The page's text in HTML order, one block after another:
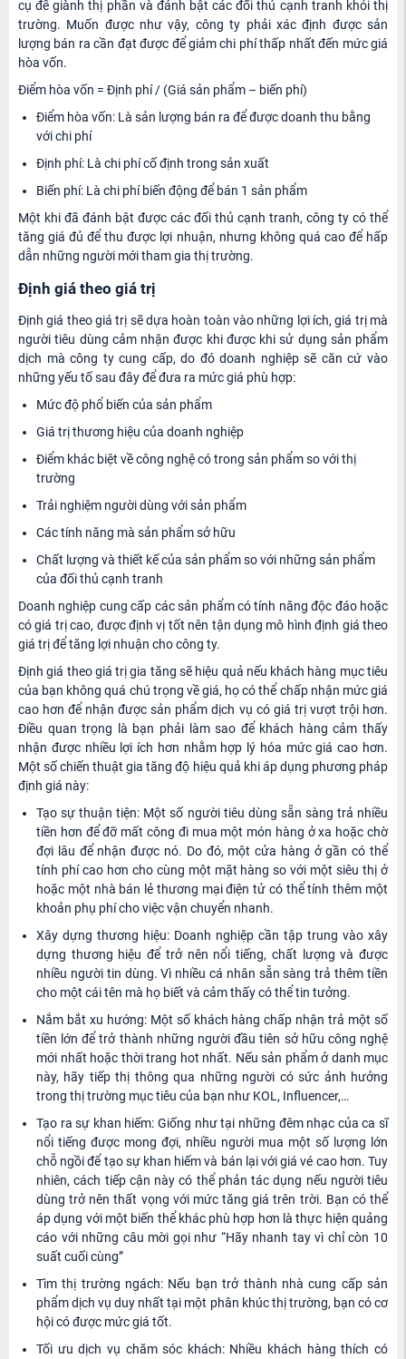
cụ để giành thị phần và đánh bật các đối thủ cạnh tranh khỏi thị
trường. Muốn được như vậy, công ty phải xác định được sản
lượng bán ra cần đạt được để giảm chi phí thấp nhất đến mức giá
hòa vốn.
Điểm hòa vốn = Định phí / (Giá sản phẩm – biến phí)
Điểm hòa vốn: Là sản lượng bán ra để được doanh thu bằng
với chi phí
Định phí: Là chi phí cố định trong sản xuất
Biến phí: Là chi phí biến động để bán 1 sản phẩm
Một khi đã đánh bật được các đối thủ cạnh tranh, công ty có thể
tăng giá đủ để thu được lợi nhuận, nhưng không quá cao để hấp
dẫn những người mới tham gia thị trường.
Định giá theo giá trị
Định giá theo giá trị sẽ dựa hoàn toàn vào những lợi ích, giá trị mà
người tiêu dùng cảm nhận được khi được khi sử dụng sản phẩm
dịch mà công ty cung cấp, do đó doanh nghiệp sẽ căn cứ vào
những yếu tố sau đây để đưa ra mức giá phù hợp:
Mức độ phổ biến của sản phẩm
Giá trị thương hiệu của doanh nghiệp
Điểm khác biệt về công nghệ có trong sản phẩm so với thị
trường
Trải nghiệm người dùng với sản phẩm
Các tính năng mà sản phẩm sở hữu
Chất lượng và thiết kế của sản phẩm so với những sản phẩm
của đối thủ cạnh tranh
Doanh nghiệp cung cấp các sản phẩm có tính năng độc đáo hoặc
có giá trị cao, được định vị tốt nên tận dụng mô hình định giá theo
giá trị để tăng lợi nhuận cho công ty.
Định giá theo giá trị gia tăng sẽ hiệu quả nếu khách hàng mục tiêu
của bạn không quá chú trọng về giá, họ có thể chấp nhận mức giá
cao hơn để nhận được sản phẩm dịch vụ có giá trị vượt trội hơn.
Điều quan trọng là bạn phải làm sao để khách hàng cảm thấy
nhận được nhiều lợi ích hơn nhằm hợp lý hóa mức giá cao hơn.
Một số chiến thuật gia tăng độ hiệu quả khi áp dụng phương pháp
định giá này:
Tạo sự thuận tiện: Một số người tiêu dùng sẵn sàng trả nhiều
tiền hơn để đỡ mất công đi mua một món hàng ở xa hoặc chờ
đợi lâu để nhận được nó. Do đó, một cửa hàng ở gần có thể
tính phí cao hơn cho cùng một mặt hàng so với một siêu thị ở
hoặc một nhà bán lẻ thương mại điện tử có thể tính thêm một
khoản phụ phí cho việc vận chuyển nhanh.
Xây dựng thương hiệu: Doanh nghiệp cần tập trung vào xây
dựng thương hiệu để trở nên nổi tiếng, chất lượng và được
nhiều người tin dùng. Vì nhiều cá nhân sẵn sàng trả thêm tiền
cho một cái tên mà họ biết và cảm thấy có thể tin tưởng.
Nắm bắt xu hướng: Một số khách hàng chấp nhận trả một số
tiền lớn để trở thành những người đầu tiên sở hữu công nghệ
mới nhất hoặc thời trang hot nhất. Nếu sản phẩm ở danh mục
này, hãy tiếp thị thông qua những người có sức ảnh hưởng
trong thị trường mục tiêu của bạn như KOL, Influencer,…
Tạo ra sự khan hiếm: Giống như tại những đêm nhạc của ca sĩ
nổi tiếng được mong đợi, nhiều người mua một số lượng lớn
chỗ ngồi để tạo sự khan hiếm và bán lại với giá vé cao hơn. Tuy
nhiên, cách tiếp cận này có thể phản tác dụng nếu người tiêu
dùng trở nên thất vọng với mức tăng giá trên trời. Bạn có thể
áp dụng với một biến thể khác phù hợp hơn là thực hiện quảng
cáo với những câu mời gọi như “Hãy nhanh tay vì chỉ còn 10
suất cuối cùng”
Tìm thị trường ngách: Nếu bạn trở thành nhà cung cấp sản
phẩm dịch vụ duy nhất tại một phân khúc thị trường, bạn có cơ
hội có được mức giá tốt.
Tối ưu dịch vụ chăm sóc khách: Nhiều khách hàng thích có